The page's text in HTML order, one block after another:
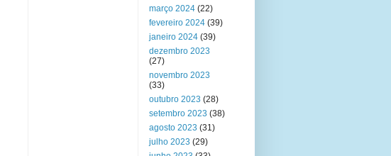
março 2024 (22)
fevereiro 2024 (39)
janeiro 2024 (39)
dezembro 2023
(27)
novembro 2023
(33)
outubro 2023 (28)
setembro 2023 (38)
agosto 2023 (31)
julho 2023 (29)